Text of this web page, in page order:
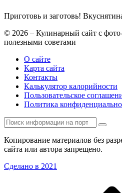
Приготовь и заготовь!
© 2026 – Кулинарный сайт с
полезными советами
О сайте
Карта сайта
Контакты
Калькулятор калорийности
Пользовательское
Политика
Копирование материалов без
сайта или автора запрещено.
Сделано в 2021